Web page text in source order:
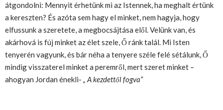
átgondolni: Mennyit érhetünk mi az Istennek, ha meghalt értünk
a kereszten? És azóta sem hagy el minket, nem hagyja, hogy
elfussunk a szeretete, a megbocsájtása elől. Velünk van, és
akárhová is fúj minket az élet szele, Ő ránk talál. Mi Isten
tenyerén vagyunk, és bár néha a tenyere széle felé sétálunk, Ő
mindig visszaterel minket a peremről, mert szeret minket –
ahogyan Jordan énekli- „ A kezdettől fogva”